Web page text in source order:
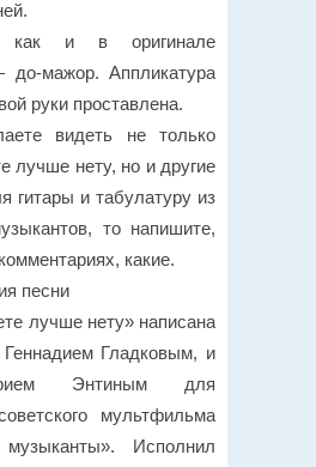
как и в оригинале
до-мажор. Аппликатура
руки проставлена.
видеть не только
лучше нету, но и другие
гитары и табулатуру из
то напишите,
какие.
песни
лучше нету» написана
Геннадием Гладковым, и
Энтиным для
мультфильма
музыканты». Исполнил